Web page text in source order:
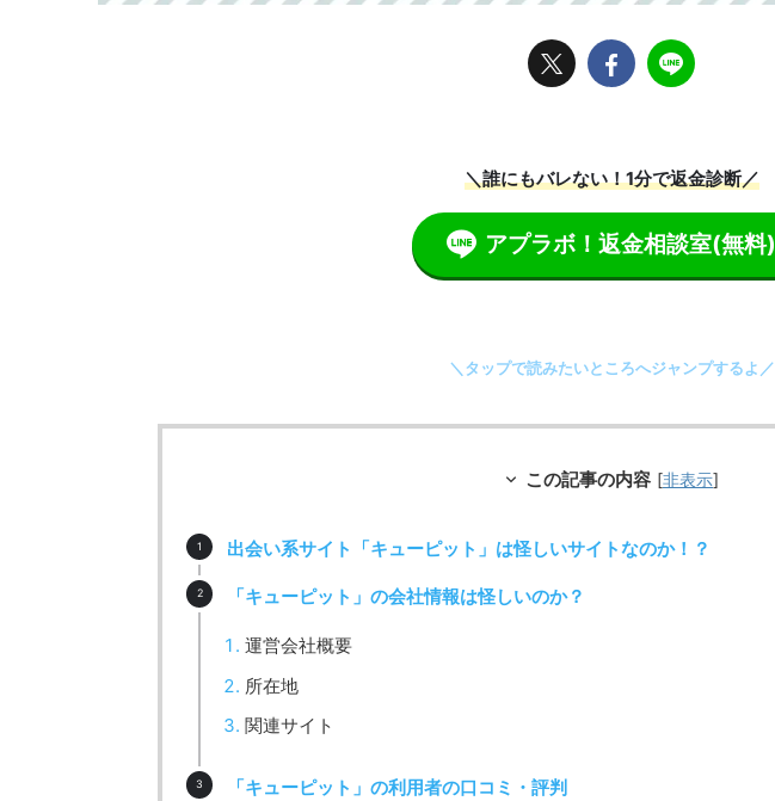
＼誰にもバレない！1分で返金診断／
アプラボ！返金相談室(無料)
＼タップで読みたいところへジャンプするよ／
この記事の内容 [非表示]
出会い系サイト「キューピット」は怪しいサイトなのか！？
「キューピット」の会社情報は怪しいのか？
運営会社概要
所在地
関連サイト
「キューピット」の利用者の口コミ・評判